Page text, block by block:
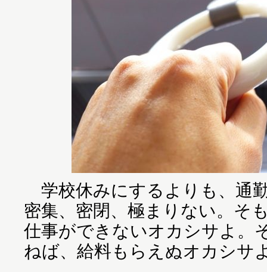
学校休みにするよりも、通
密集、密閉、極まりない。そ
仕事ができないオカシサよ。
ねば、給料もらえぬオカシサ